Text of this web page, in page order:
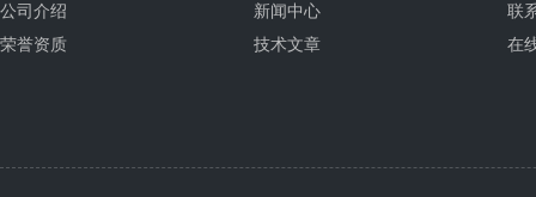
公司介绍
荣誉资质
新闻中心
技术文章
联
在